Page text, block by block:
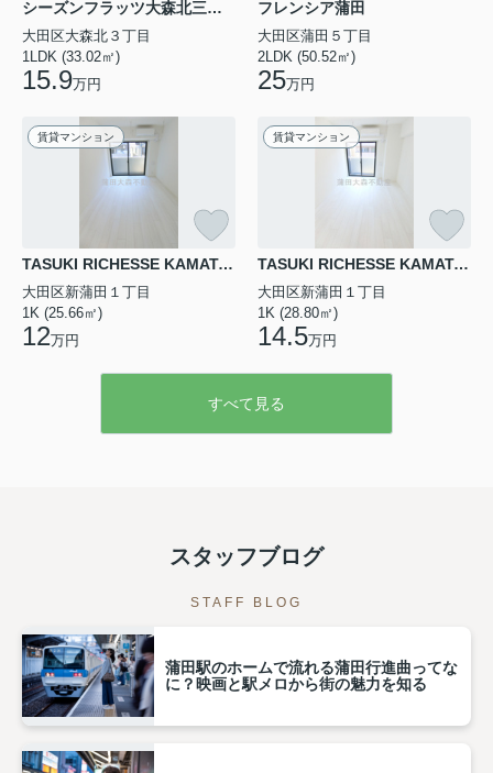
相場や理想のお部屋を見つけるためにどれほどの予算が
必要か気になりませんか。豊かな生活を送るためには、
無理のない家賃設定や、ご自身の理想と現実に合う...
シーズンフラッツ大森北三丁目
大田区大森北３丁目
1LDK (33.02㎡)
15.9万円
フレンシア蒲田
大田区蒲田５丁目
2LDK (50.52㎡)
25万円
賃貸マンション
TASUKI RICHESSE KAMATAタスキリシェスシンカマタ
大田区新蒲田１丁目
1K (25.66㎡)
12万円
賃貸マンション
TASUKI RICHESSE KAMATAタスキリシェスシンカマタ
大田区新蒲田１丁目
1K (28.80㎡)
14.5万円
すべて見る
スタッフブログ
STAFF BLOG
蒲田駅のホームで流れる蒲田行進曲ってな
に？映画と駅メロから街の魅力を知る